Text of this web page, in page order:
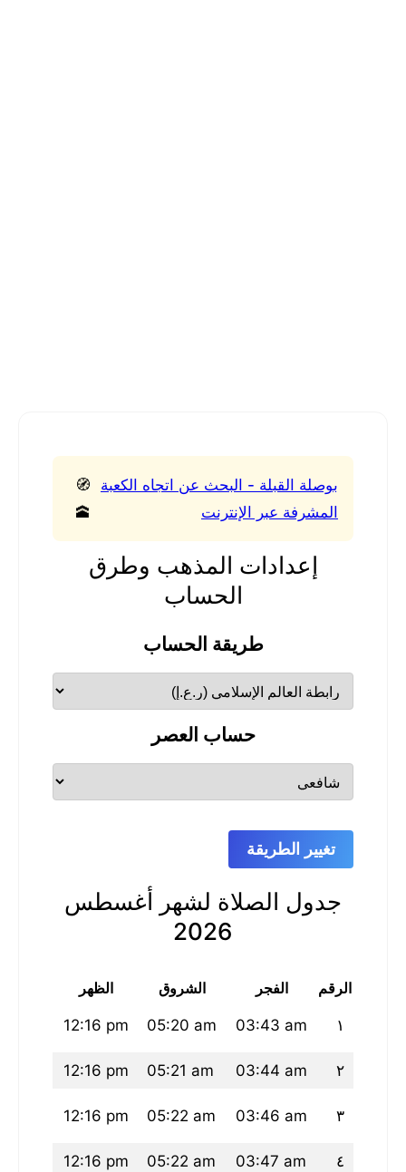
بوصلة القبلة - البحث عن اتجاه الكعبة
المشرفة عبر الإنترنت
🧭
🕋
إعدادات المذهب وطرق
الحساب
طريقة الحساب
حساب العصر
تغيير الطريقة
جدول الصلاة لشهر أغسطس
2026
الرقم الفجر الشروق الظهر
١ 03:43 am
05:20 am
12:16 pm
٢ 03:44 am
05:21 am
12:16 pm
٣ 03:46 am
05:22 am
12:16 pm
٤ 03:47 am
05:22 am
12:16 pm